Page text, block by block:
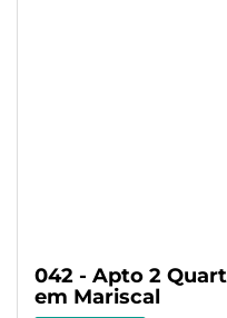
042 - Apto 2
em Mariscal